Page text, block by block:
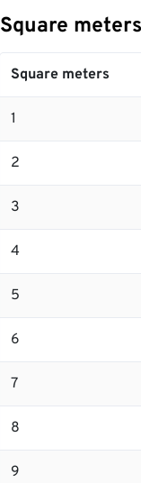
Square
Square meters
1
2
3
4
5
6
7
8
9